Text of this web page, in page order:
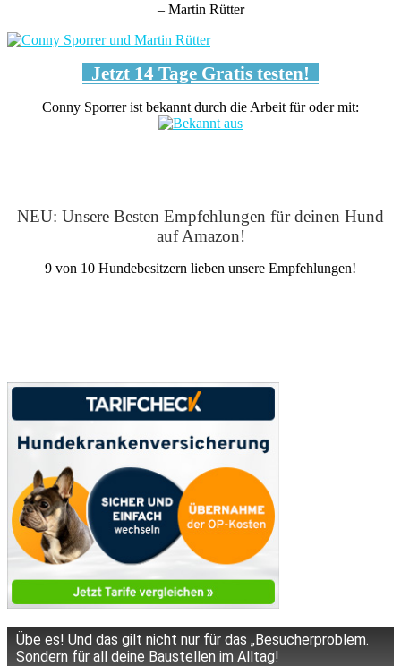
– Martin Rütter
Jetzt 14 Tage Gratis testen!
Conny Sporrer ist bekannt durch die Arbeit für oder mit:
NEU: Unsere Besten Empfehlungen für deinen Hund
auf Amazon!
9 von 10 Hundebesitzern lieben unsere Empfehlungen!
Übe es! Und das gilt nicht nur für das „Besucherproblem.
Sondern für all deine Baustellen im Alltag!